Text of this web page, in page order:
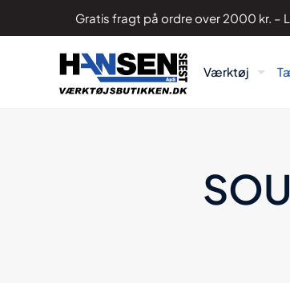
Gratis fragt på ordre over 2000 kr. –
Værktøj